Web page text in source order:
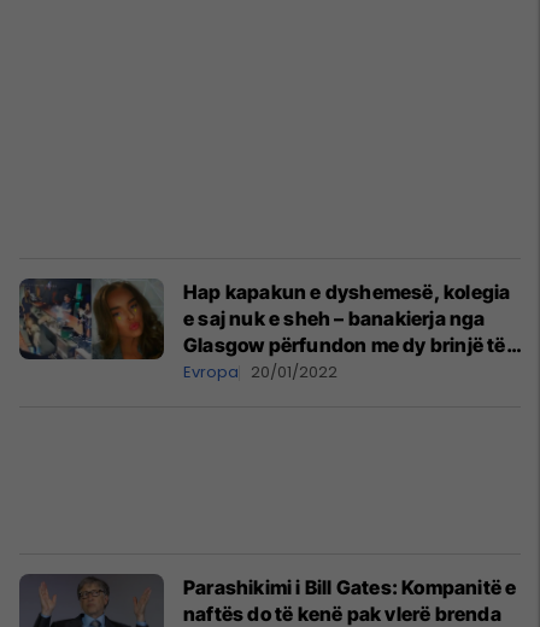
Hap kapakun e dyshemesë, kolegia
e saj nuk e sheh – banakierja nga
Glasgow përfundon me dy brinjë të
thyer
Evropa 20/01/2022
Parashikimi i Bill Gates: Kompanitë e
naftës do të kenë pak vlerë brenda